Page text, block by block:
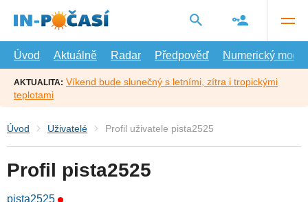
hlavní
Úvod
Aktuálně Radar Předpověď Numerický model
AKTUALITA: Víkend bude slunečný s letními, zítra i tropickými
teplotami
Úvod Uživatelé Profil uživatele pista2525
Profil pista2525
pista2525